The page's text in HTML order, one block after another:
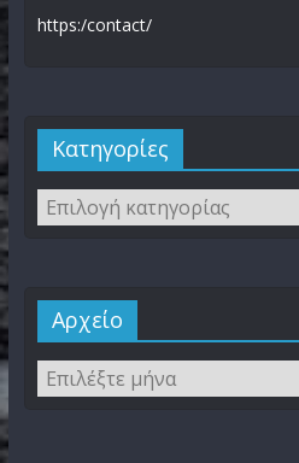
https:/contact/
Kατηγορίες
Αρχείο